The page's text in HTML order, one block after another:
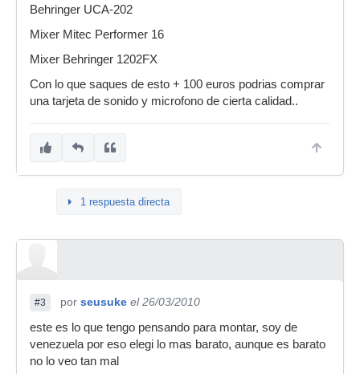
Behringer UCA-202
Mixer Mitec Performer 16
Mixer Behringer 1202FX
Con lo que saques de esto + 100 euros podrias comprar
una tarjeta de sonido y microfono de cierta calidad..
1 respuesta directa
#3 por seusuke el 26/03/2010
este es lo que tengo pensando para montar, soy de
venezuela por eso elegi lo mas barato, aunque es barato
no lo veo tan mal